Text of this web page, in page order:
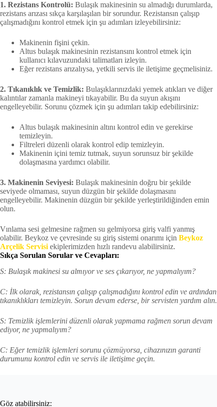
1. Rezistans Kontrolü: Bulaşık makinesinin su almadığı durumlarda,
rezistans arızası sıkça karşılaşılan bir sorundur. Rezistansın çalışıp
çalışmadığını kontrol etmek için şu adımları izleyebilirsiniz:
Makinenin fişini çekin.
Altus bulaşık makinesinin rezistansını kontrol etmek için
kullanıcı kılavuzundaki talimatları izleyin.
Eğer rezistans arızalıysa, yetkili servis ile iletişime geçmelisiniz.
2. Tıkanıklık ve Temizlik: Bulaşıklarınızdaki yemek atıkları ve diğer
kalıntılar zamanla makineyi tıkayabilir. Bu da suyun akışını
engelleyebilir. Sorunu çözmek için şu adımları takip edebilirsiniz:
Altus bulaşık makinesinin altını kontrol edin ve gerekirse
temizleyin.
Filtreleri düzenli olarak kontrol edip temizleyin.
Makinenin içini temiz tutmak, suyun sorunsuz bir şekilde
dolaşmasına yardımcı olabilir.
3. Makinenin Seviyesi: Bulaşık makinesinin doğru bir şekilde
seviyede olmaması, suyun düzgün bir şekilde dolaşmasını
engelleyebilir. Makinenin düzgün bir şekilde yerleştirildiğinden emin
olun.
Vınlama sesi gelmesine rağmen su gelmiyorsa giriş valfi yanmış
olabilir. Beykoz ve çevresinde su giriş sistemi onarımı için Beykoz
Arçelik Servisi ekiplerimizden hızlı randevu alabilirsiniz.
Sıkça Sorulan Sorular ve Cevapları:
S: Bulaşık makinesi su almıyor ve ses çıkarıyor, ne yapmalıyım?
C: İlk olarak, rezistansın çalışıp çalışmadığını kontrol edin ve ardından
tıkanıklıkları temizleyin. Sorun devam ederse, bir servisten yardım alın.
S: Temizlik işlemlerini düzenli olarak yapmama rağmen sorun devam
ediyor, ne yapmalıyım?
C: Eğer temizlik işlemleri sorunu çözmüyorsa, cihazınızın garanti
durumunu kontrol edin ve servis ile iletişime geçin.
Göz atabilirsiniz: